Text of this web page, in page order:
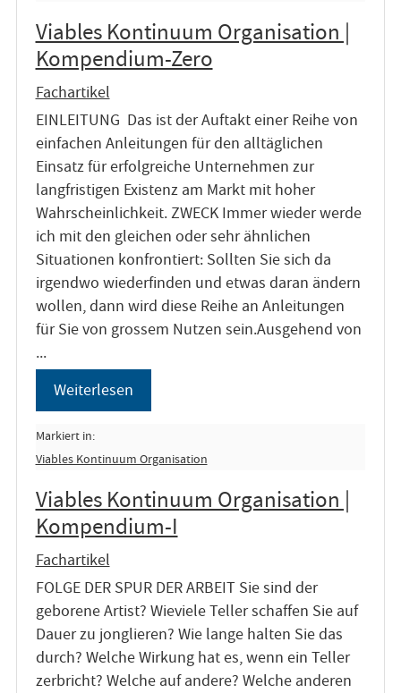
Viables Kontinuum Organisation |
Kompendium-Zero
Fachartikel
EINLEITUNG Das ist der Auftakt einer Reihe von
einfachen Anleitungen für den alltäglichen
Einsatz für erfolgreiche Unternehmen zur
langfristigen Existenz am Markt mit hoher
Wahrscheinlichkeit. ZWECK Immer wieder werde
ich mit den gleichen oder sehr ähnlichen
Situationen konfrontiert: Sollten Sie sich da
irgendwo wiederfinden und etwas daran ändern
wollen, dann wird diese Reihe an Anleitungen
für Sie von grossem Nutzen sein.Ausgehend von
...
Weiterlesen
Markiert in:
Viables Kontinuum Organisation
Viables Kontinuum Organisation |
Kompendium-I
Fachartikel
FOLGE DER SPUR DER ARBEIT Sie sind der
geborene Artist? Wieviele Teller schaffen Sie auf
Dauer zu jonglieren? Wie lange halten Sie das
durch? Welche Wirkung hat es, wenn ein Teller
zerbricht? Welche auf andere? Welche anderen